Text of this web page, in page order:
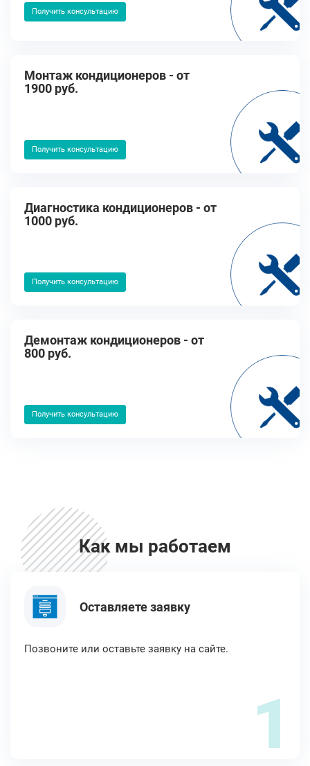
Получить консультацию
Монтаж кондиционеров - от
1900 руб.
Получить консультацию
Диагностика кондиционеров - от
1000 руб.
Получить консультацию
Демонтаж кондиционеров - от
800 руб.
Получить консультацию
Как мы работаем
Оставляете заявку
Позвоните или оставьте заявку на сайте.
1